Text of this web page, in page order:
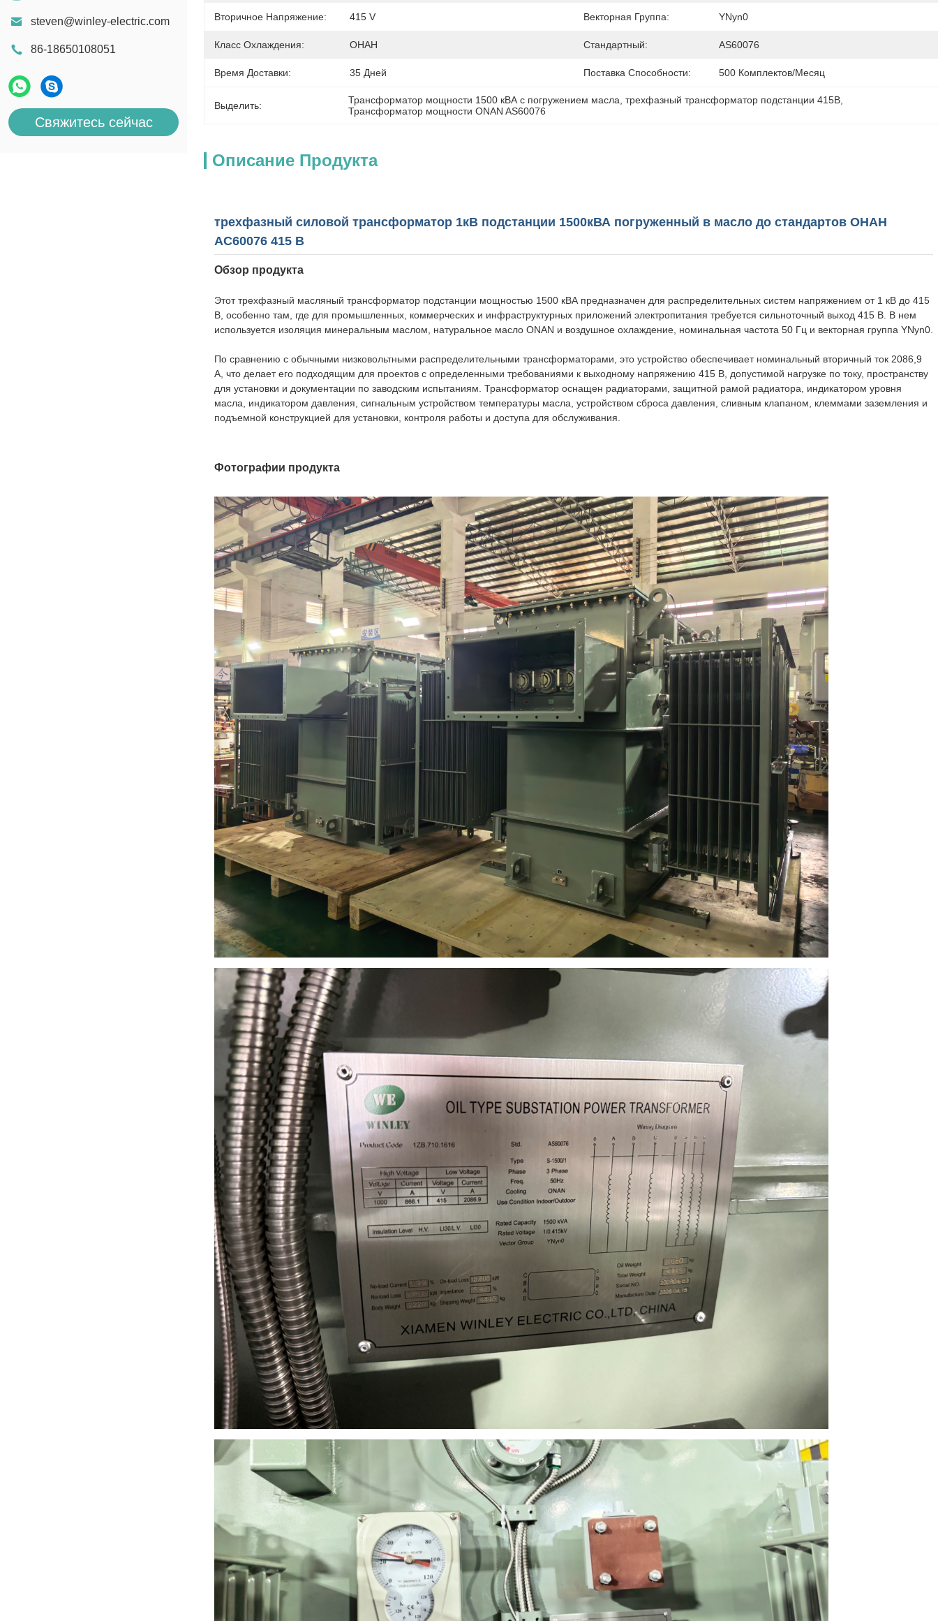
steven@winley-electric.com
86-18650108051
Свяжитесь сейчас
Вторичное Напряжение: 415 V Векторная Группа: YNyn0
Класс Охлаждения: ОНАН Стандартный: AS60076
Время Доставки: 35 Дней Поставка Способности: 500 Комплектов/месяц
Выделить: Трансформатор мощности 1500 кВА с погружением масла , трехфазный трансформатор подстанции 415В
Трансформатор мощности ONAN AS60076
Описание Продукта
трехфазный силовой трансформатор 1кВ подстанции 1500кВА погруженный в масло до стандартов ОНАН
АС60076 415 В
Обзор продукта
Этот трехфазный масляный трансформатор подстанции мощностью 1500 кВА предназначен для распределительных систем напряжением от 1 кВ до 415
В, особенно там, где для промышленных, коммерческих и инфраструктурных приложений электропитания требуется сильноточный выход 415 В. В нем
используется изоляция минеральным маслом, натуральное масло ONAN и воздушное охлаждение, номинальная частота 50 Гц и векторная группа YNyn0.
По сравнению с обычными низковольтными распределительными трансформаторами, это устройство обеспечивает номинальный вторичный ток 2086,9
А, что делает его подходящим для проектов с определенными требованиями к выходному напряжению 415 В, допустимой нагрузке по току, пространству
для установки и документации по заводским испытаниям. Трансформатор оснащен радиаторами, защитной рамой радиатора, индикатором уровня
масла, индикатором давления, сигнальным устройством температуры масла, устройством сброса давления, сливным клапаном, клеммами заземления и
подъемной конструкцией для установки, контроля работы и доступа для обслуживания.
Фотографии продукта